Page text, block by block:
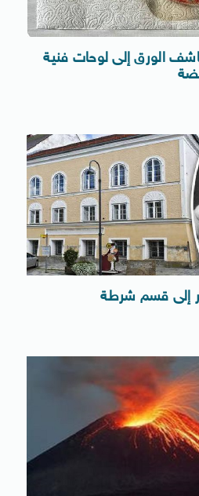
الورق إلى لوحات فنية
إلى قسم شرطة